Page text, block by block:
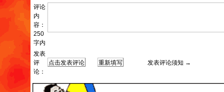
评论
内
容：
250
字内
发表
评
论：
发表评论须知 →